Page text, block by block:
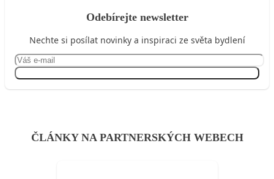
Odebírejte newsletter
Nechte si posílat novinky a inspiraci ze světa bydlení
ČLÁNKY NA PARTNERSKÝCH WEBECH